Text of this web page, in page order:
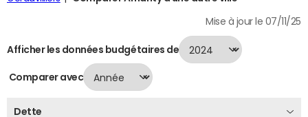
Mise à jour le 07/11/25
Afficher les données budgétaires de
Comparer avec
Dette